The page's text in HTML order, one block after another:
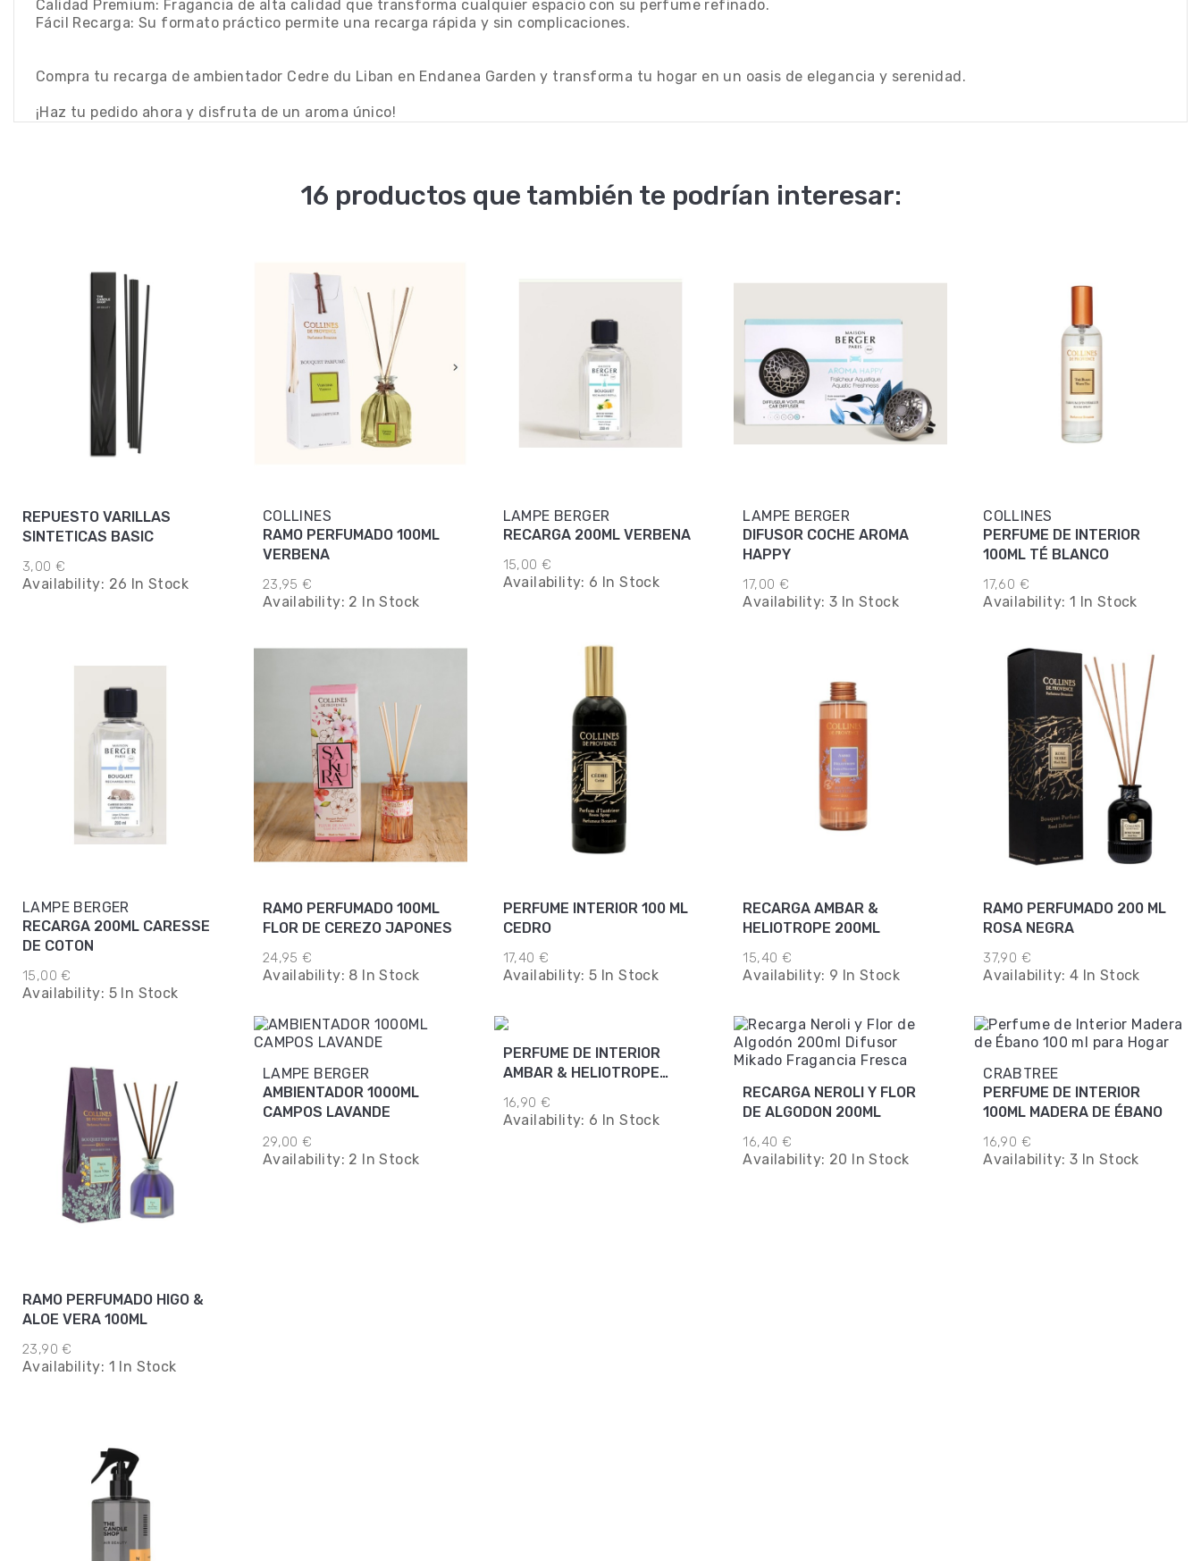
Calidad Premium: Fragancia de alta calidad que transforma cualquier espacio con su perfume refinado.
Fácil Recarga: Su formato práctico permite una recarga rápida y sin complicaciones.
Compra tu recarga de ambientador Cedre du Liban en Endanea Garden y transforma tu hogar en un oasis de elegancia y serenidad.
¡Haz tu pedido ahora y disfruta de un aroma único!
16 productos que también te podrían interesar:
REPUESTO VARILLAS
SINTETICAS BASIC
3,00 €
Availability: 26 In Stock
COLLINES
RAMO PERFUMADO 100ML
VERBENA
23,95 €
Availability: 2 In Stock
LAMPE BERGER
RECARGA 200ML VERBENA
15,00 €
Availability: 6 In Stock
LAMPE BERGER
DIFUSOR COCHE AROMA
HAPPY
17,00 €
Availability: 3 In Stock
COLLINES
PERFUME DE INTERIOR
100ML TÉ BLANCO
17,60 €
Availability: 1 In Stock
LAMPE BERGER
RECARGA 200ML CARESSE
DE COTON
15,00 €
Availability: 5 In Stock
RAMO PERFUMADO 100ML
FLOR DE CEREZO JAPONES
24,95 €
Availability: 8 In Stock
PERFUME INTERIOR 100 ML
CEDRO
17,40 €
Availability:5 In Stock
RECARGA AMBAR &
HELIOTROPE 200ML
15,40 €
Availability: 9 In Stock
RAMO PERFUMADO 200 ML
ROSA NEGRA
37,90 €
Availability: 4 In Stock
RAMO PERFUMADO HIGO &
ALOE VERA 100ML
23,90 €
Availability: 1 In Stock
LAMPE BERGER
AMBIENTADOR 1000ML
CAMPOS LAVANDE
29,00 €
Availability: 2 In Stock
PERFUME DE INTERIOR
AMBAR & HELIOTROPE
16,90 €
Availability: 6 In Stock
RECARGA NEROLI Y FLOR
DE ALGODON 200ML
16,40 €
Availability: 20 In Stock
CRABTREE
PERFUME DE INTERIOR
100ML MADERA DE ÉBANO
16,90 €
Availability: 3 In Stock